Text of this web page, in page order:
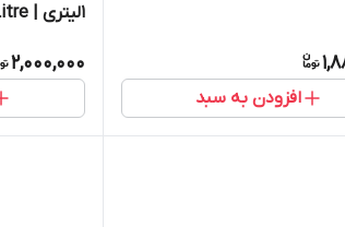
افزودن به سبد
1لیتری | Paraquat 1Litre
2,000,000